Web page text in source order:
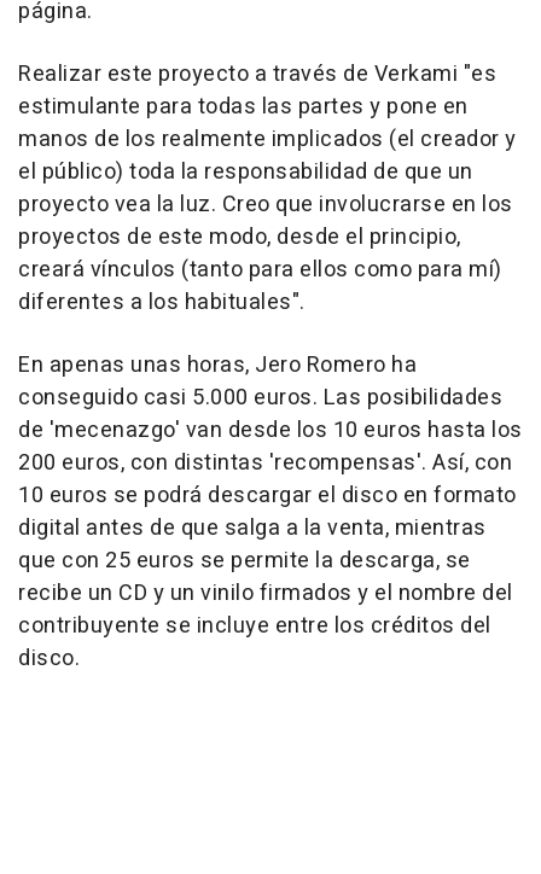
página.
Realizar este proyecto a través de Verkami "es
estimulante para todas las partes y pone en
manos de los realmente implicados (el creador y
el público) toda la responsabilidad de que un
proyecto vea la luz. Creo que involucrarse en los
proyectos de este modo, desde el principio,
creará vínculos (tanto para ellos como para mí)
diferentes a los habituales".
En apenas unas horas, Jero Romero ha
conseguido casi 5.000 euros. Las posibilidades
de 'mecenazgo' van desde los 10 euros hasta los
200 euros, con distintas 'recompensas'. Así, con
10 euros se podrá descargar el disco en formato
digital antes de que salga a la venta, mientras
que con 25 euros se permite la descarga, se
recibe un CD y un vinilo firmados y el nombre del
contribuyente se incluye entre los créditos del
disco.